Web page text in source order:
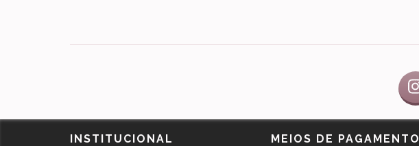
INSTITUCIONAL MEIOS DE PAGAMENTO